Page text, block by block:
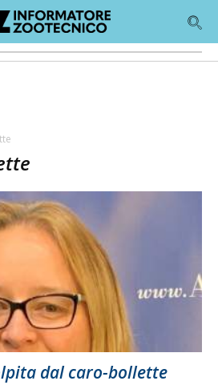
dal caro-bollette